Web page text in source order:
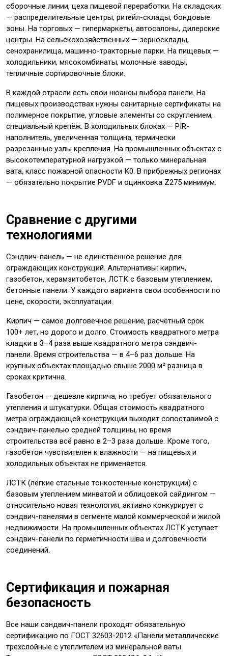
сборочные линии, цеха пищевой переработки. На складских
— распределительные центры, ритейл-склады, бондовые
зоны. На торговых — гипермаркеты, автосалоны, дилерские
центры. На сельскохозяйственных — зерносклады,
сенохранилища, машинно-тракторные парки. На пищевых —
холодильники, мясокомбинаты, молочные заводы,
тепличные сортировочные блоки.
В каждой отрасли есть свои нюансы выбора панели. На
пищевых производствах нужны санитарные сертификаты на
полимерное покрытие, угловые элементы со скруглением,
специальный крепёж. В холодильных блоках — PIR-
наполнитель, увеличенная толщина, термически
разрезанные узлы крепления. На промышленных объектах с
высокотемпературной нагрузкой — только минеральная
вата, класс пожарной опасности К0. В прибрежных регионах
— обязательно покрытие PVDF и оцинковка Z275 минимум.
Сравнение с другими
технологиями
Сэндвич-панель — не единственное решение для
ограждающих конструкций. Альтернативы: кирпич,
газобетон, керамзитобетон, ЛСТК с базовым утеплением,
бетонные панели. У каждого варианта свои особенности по
цене, скорости, эксплуатации.
Кирпич — самое долговечное решение, расчётный срок
100+ лет, но дорого и долго. Стоимость квадратного метра
кладки в 3–4 раза выше квадратного метра сэндвич-
панели. Время строительства — в 4–6 раз дольше. На
крупных объектах площадью свыше 2000 м² разница в
сроках критична.
Газобетон — дешевле кирпича, но требует обязательного
утепления и штукатурки. Общая стоимость квадратного
метра ограждающей конструкции выходит сопоставимой с
сэндвич-панелью средней толщины, но время
строительства всё равно в 2–3 раза дольше. Кроме того,
газобетон чувствителен к влажности — на пищевых и
холодильных объектах не применяется.
ЛСТК (лёгкие стальные тонкостенные конструкции) с
базовым утеплением минватой и облицовкой сайдингом —
относительно новая технология, активно конкурирует с
сэндвич-панелями в сегменте малой коммерческой и жилой
недвижимости. На промышленных объектах ЛСТК уступает
сэндвич-панели по герметичности шва и долговечности
соединений.
Сертификация и пожарная
безопасность
Все наши сэндвич-панели проходят обязательную
сертификацию по ГОСТ 32603-2012 «Панели металлические
трёхслойные с утеплителем из минеральной ваты.